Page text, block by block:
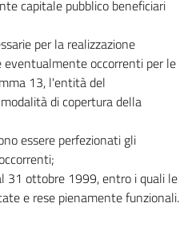
capitale pubblico beneficiari
per la realizzazione
occorrenti per le
13, l'entità del
di copertura della
essere perfezionati gli
31 ottobre 1999, entro i quali le
e rese pienamente funzionali.